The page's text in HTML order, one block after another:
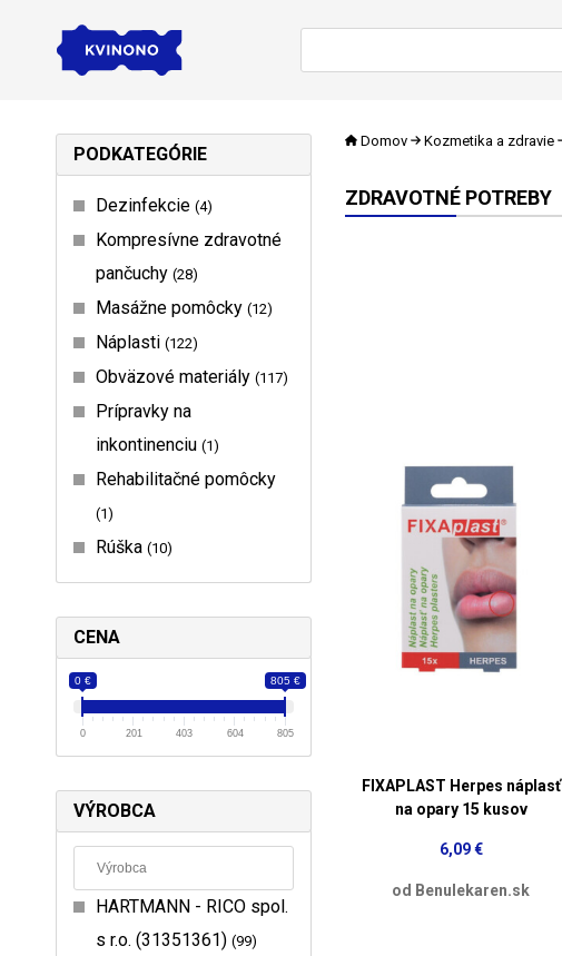
PODKATEGÓRIE
Dezinfekcie 4
Kompresívne zdravotné
pančuchy 28
Masážne pomôcky 12
Náplasti 122
Obväzové materiály 117
Prípravky na
inkontinenciu 1
Rehabilitačné pomôcky
1
Rúška 10
CENA
0 € 805 €
0 201 403 604 805
VÝROBCA
HARTMANN - RICO spol.
s r.o. (31351361) 99
Domov Kozmetika a zdravie
ZDRAVOTNÉ POTREBY
FIXAPLAST Herpes náplasť
na opary 15 kusov
6,09 €
od Benulekaren.sk